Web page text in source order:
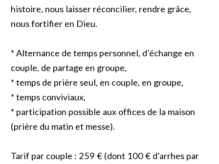
histoire, nous laisser réconcilier, rendre grâce,
nous fortifier en Dieu.
* Alternance de temps personnel, d’échange en
couple, de partage en groupe,
* temps de prière seul, en couple, en groupe,
* temps conviviaux,
* participation possible aux offices de la maison
(prière du matin et messe).
Tarif par couple : 259 € (dont 100 € d’arrhes par